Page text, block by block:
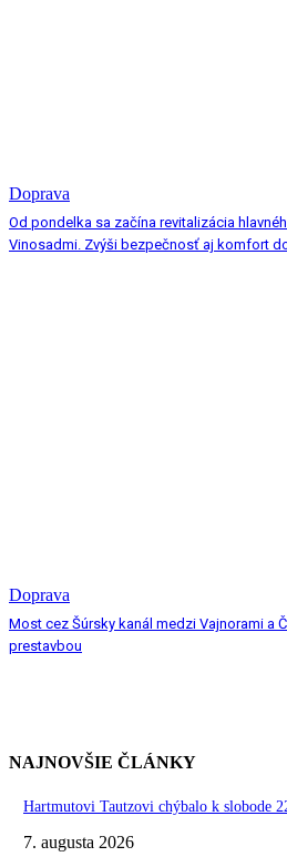
Doprava
Od pondelka sa začína revitalizácia
Vinosadmi. Zvýši bezpečnosť aj komfort
Doprava
Most cez Šúrsky kanál medzi Vajnorami a
prestavbou
NAJNOVŠIE ČLÁNKY
Hartmutovi Tautzovi chýbalo k slobode
7. augusta 2026